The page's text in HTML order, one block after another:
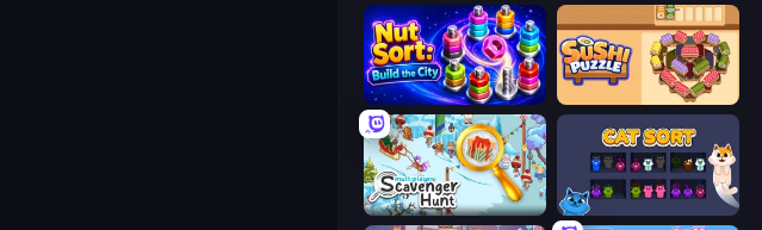
Nut Sort: Build the City
Scavenger Hunt - Multiplayer Cat Sort